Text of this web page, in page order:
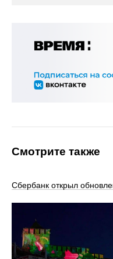
Смотрите также
Сбербанк открыл